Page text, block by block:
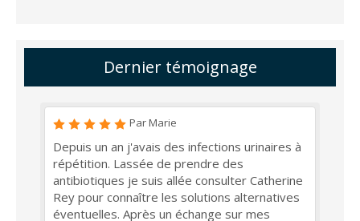
Dernier témoignage
Par Marie
Depuis un an j'avais des infections urinaires à
répétition. Lassée de prendre des
antibiotiques je suis allée consulter Catherine
Rey pour connaître les solutions alternatives
éventuelles. Après un échange sur mes